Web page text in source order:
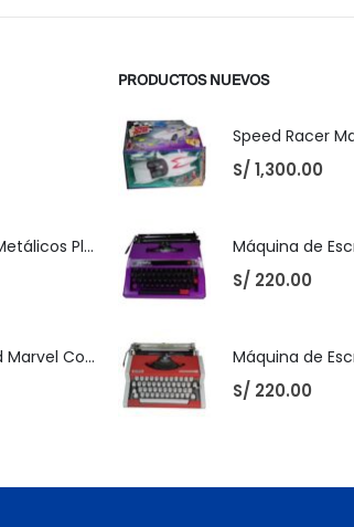
Juego de Yases Metálicos Plomos 6 Unidades + Pelota de Goma (En Bolsita Lista para Regalar)
Album Pepsi Card Marvel Completo
PRODUCTOS NUEVOS
S/ 1,300.00
S/ 220.00
S/ 220.00